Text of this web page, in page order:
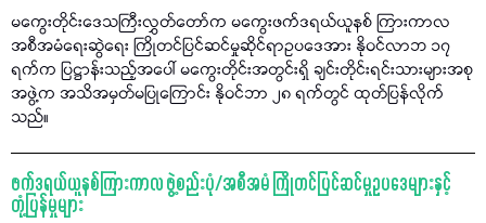
မကွေးတိုင်းဒေသကြီးလွှတ်တော်က မကွေးဖက်ဒရယ်ယူနစ် ကြားကာလ
အစီအမံရေးဆွဲရေး ကြိုတင်ပြင်ဆင်မှုဆိုင်ရာဥပဒေအား နိုဝင်လာဘ ၁၇
ရက်က ပြဋ္ဌာန်းသည့်အပေါ် မကွေးတိုင်းအတွင်းရှိ ချင်းတိုင်းရင်းသားများအစု
အဖွဲ့က အသိအမှတ်မပြုကြောင်း နိုဝင်ဘာ ၂၈ ရက်တွင် ထုတ်ပြန်လိုက်
သည်။
ဖက်ဒရယ်ယူနစ်ကြားကာလ ဖွဲ့စည်းပုံ/အစီအမံ ကြိုတင်ပြင်ဆင်မှုဥပဒေများနှင့်
တုံ့ပြန်မှုများ